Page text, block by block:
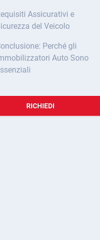
Assicurativi e
del Veicolo
Perché gli
Auto Sono
RICHIEDI